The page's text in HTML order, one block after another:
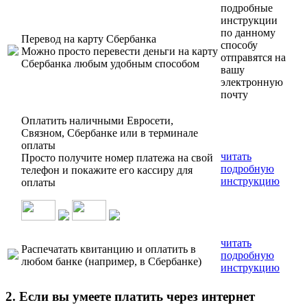
Перевод на карту Сбербанка
Можно просто перевести деньги на карту
Сбербанка любым удобным способом
подробные
инструкции
по данному
способу
отправятся на
вашу
электронную
почту
Оплатить наличными Евросети,
Связном, Сбербанке или в терминале
оплаты
Просто получите номер платежа на свой
телефон и покажите его кассиру для
оплаты
читать
подробную
инструкцию
Распечатать квитанцию и оплатить в
любом банке (например, в Сбербанке)
читать
подробную
инструкцию
2. Если вы умеете платить через интернет